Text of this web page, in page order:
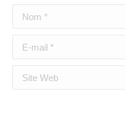
Nom *
E-mail *
Site Web